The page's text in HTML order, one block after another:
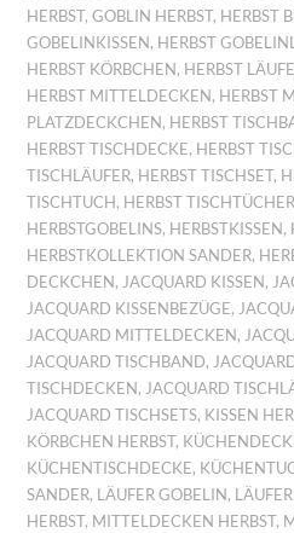
HERBST,GOBLIN HERBST, HERBST
GOBELINKISSEN , HERBST
HERBST KÖRBCHEN , HERBST
HERBST MITTELDECKEN , HERBST
PLATZDECKCHEN , HERBST
HERBST TISCHDECKE, HERBST
TISCHLÄUFER, HERBST TISCHSET,
TISCHTUCH , HERBST TISCHTÜCHER
HERBSTGOBELINS, HERBSTKISSEN ,
HERBSTKOLLEKTION SANDER,
DECKCHEN , JACQUARD KISSEN ,
JACQUARD KISSENBEZÜGE,
JACQUARD MITTELDECKEN ,
JACQUARD TISCHBAND,
TISCHDECKEN , JACQUARD
JACQUARD TISCHSETS, KISSEN
KÖRBCHEN HERBST,
KÜCHENTISCHDECKE,
SANDER, LÄUFER GOBELIN ,
HERBST, MITTELDECKEN HERBST,